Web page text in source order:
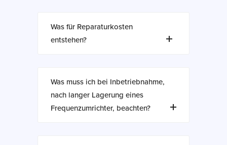
Was für Reparaturkosten
entstehen?
Was muss ich bei Inbetriebnahme,
nach langer Lagerung eines
Frequenzumrichter, beachten?